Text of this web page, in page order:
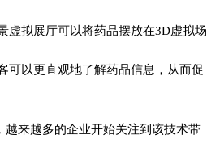
景虚拟展厅可以将药品摆放在3D虚拟场
客可以更直观地了解药品信息，从而促
越来越多的企业开始关注到该技术带